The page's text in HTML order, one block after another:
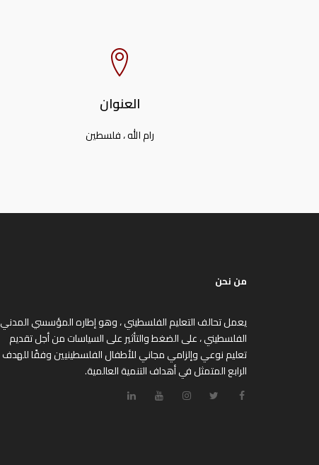
العنوان
رام الله ، فلسطين
من نحن
يعمل تحالف التعليم الفلسطيني ، وهو إطاره المؤسسي المدني
الفلسطيني ، على الضغط والتأثير على السياسات من أجل تقديم
تعليم نوعي وإلزامي مجاني للأطفال الفلسطينيين وفقًا للهدف
الرابع المتمثل في أهداف التنمية العالمية.